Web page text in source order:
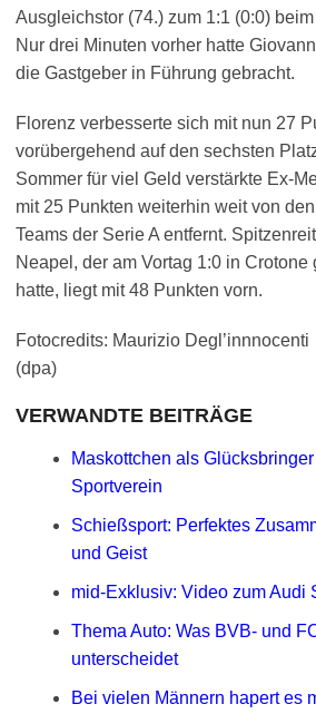
Ausgleichstor (74.) zum 1:1 (0:0)
Nur drei Minuten vorher hatte
die Gastgeber in Führung gebracht.
Florenz verbesserte sich mit nun 27
vorübergehend auf den sechsten
Sommer für viel Geld verstärkte Ex-
mit 25 Punkten weiterhin weit von
Teams der Serie A entfernt.
Neapel, der am Vortag 1:0 in Crotone
hatte, liegt mit 48 Punkten vorn.
Fotocredits: Maurizio Degl’innnocenti
(dpa)
VERWANDTE BEITRÄGE
Maskottchen als
Sportverein
Schießsport: Perfektes
und Geist
mid-Exklusiv: Video zum Audi
Thema Auto: Was BVB- und
unterscheidet
Bei vielen Männern hapert es